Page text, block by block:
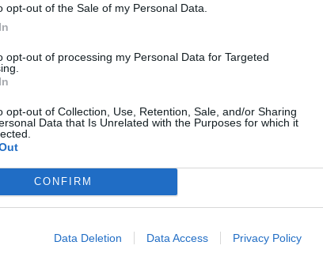
opt-out of the Sale of my Personal Data.
opt-out of processing my Personal Data for Targeted
opt-out of Collection, Use, Retention, Sale, and/or Sharing
Data that Is Unrelated with the Purposes for which it
CONFIRM
Data Deletion Data Access Privacy Policy
Senhora da Luz, o património cultural, o
existentes.
passa por transformar visitantes ocasionais em
principal desafio neste momento acho que é a
por exemplo, ao turismo religioso.